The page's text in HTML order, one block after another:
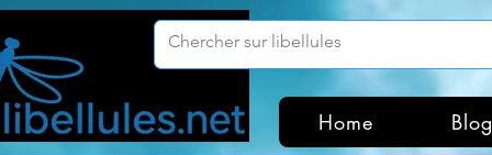
Home Blog